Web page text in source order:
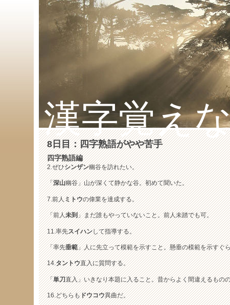
漢字覚え
8日目：四字熟語がやや苦手
四字熟語編
2.ぜひシンザン幽谷を訪れたい。
「深山幽谷」山が深くて静かな谷。初めて聞いた。
7.前人ミトウの偉業を達成する。
「前人未到」まだ誰もやっていないこと。前人未踏でも可。
11.率先スイハンして指導する。
「率先垂範」人に先立って模範を示すこと。懸垂の模範を示すぐ
14.タントウ直入に質問する。
「単刀直入」いきなり本題に入ること。昔からよく間違えるもの
16.どちらもドウコウ異曲だ。